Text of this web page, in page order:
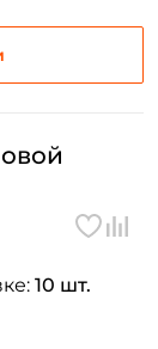
10 шт.